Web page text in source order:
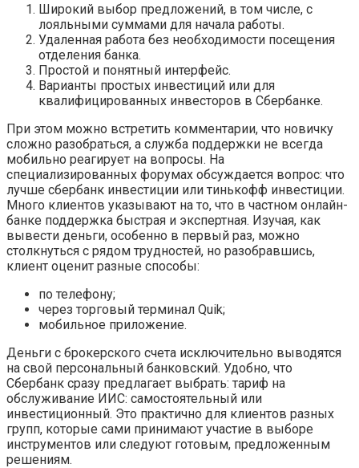
Широкий выбор предложений, в том числе, с
лояльными суммами для начала работы.
Удаленная работа без необходимости посещения
отделения банка.
Простой и понятный интерфейс.
Варианты простых инвестиций или для
квалифицированных инвесторов в Сбербанке.
При этом можно встретить комментарии, что новичку
сложно разобраться, а служба поддержки не всегда
мобильно реагирует на вопросы. На
специализированных форумах обсуждается вопрос: что
лучше сбербанк инвестиции или тинькофф инвестиции.
Много клиентов указывают на то, что в частном онлайн-
банке поддержка быстрая и экспертная. Изучая, как
вывести деньги, особенно в первый раз, можно
столкнуться с рядом трудностей, но разобравшись,
клиент оценит разные способы:
по телефону;
через торговый терминал Quik;
мобильное приложение.
Деньги с брокерского счета исключительно выводятся
на свой персональный банковский. Удобно, что
Сбербанк сразу предлагает выбрать: тариф на
обслуживание ИИС: самостоятельный или
инвестиционный. Это практично для клиентов разных
групп, которые сами принимают участие в выборе
инструментов или следуют готовым, предложенным
решениям.